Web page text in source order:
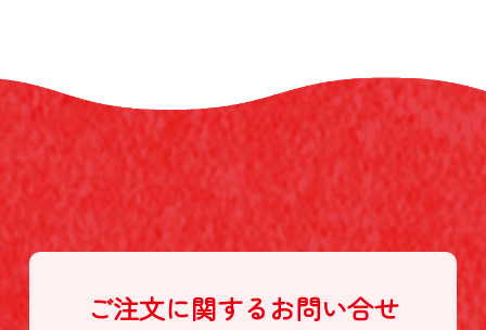
ご注文に関する お問い合せ